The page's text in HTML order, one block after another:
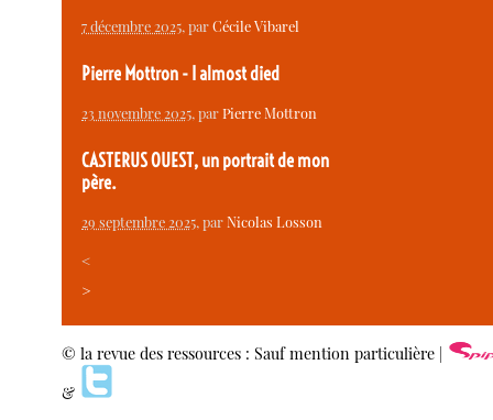
7 décembre 2025, parCécile Vibarel
Pierre Mottron - I almost died
23 novembre 2025, parPierre Mottron
CASTERUS OUEST, un portrait de mon
père.
29 septembre 2025, parNicolas Losson
<
>
© la revue des ressources : Sauf mention particulière |
&